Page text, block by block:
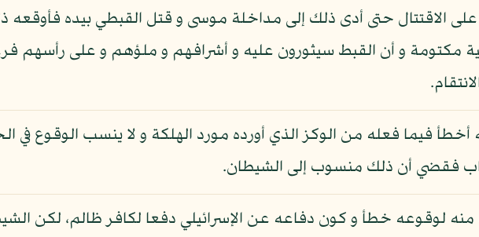
على الاقتتال حتى أدى ذلك إلى مداخلة موسى و قتل القبطي بيده
مكتومة و أن القبط سيثورون عليه و أشرافهم و ملؤهم و على رأسهم
أخطأ فيما فعله من الوكز الذي أورده مورد الهلكة و لا ينسب الوقوع في
فقضي أن ذلك منسوب إلى الشيطان.
لوقوعه خطأ و كون دفاعه عن الإسرائيلي دفعا لكافر ظالم، لكن